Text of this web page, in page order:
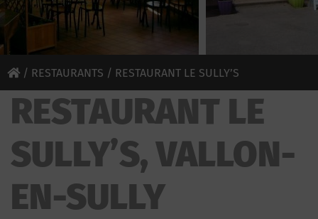
/ RESTAURANTS / RESTAURANT LE SULLY’S
RESTAURANT LE
SULLY’S, VALLON-
EN-SULLY